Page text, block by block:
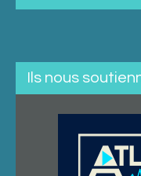
Ils nous